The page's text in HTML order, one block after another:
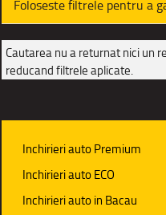
Foloseste filtrele pentru a
Cautarea nu a returnat nici un
reducand filtrele aplicate.
Inchirieri auto Premium
Inchirieri auto ECO
Inchirieri auto in Bacau